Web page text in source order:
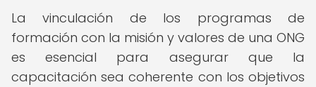
La vinculación de los programas de
formación con la misión y valores de una ONG
es esencial para asegurar que la
capacitación sea coherente con los objetivos